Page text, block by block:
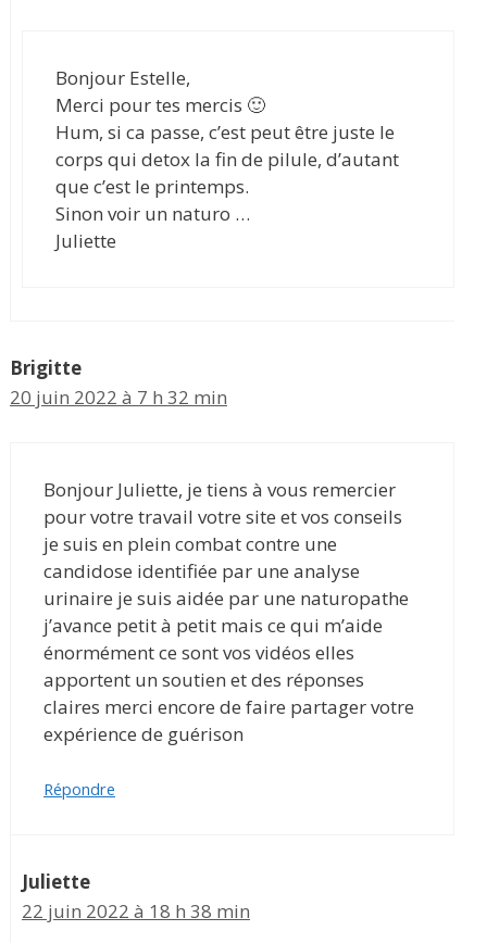
Bonjour Estelle,
Merci pour tes mercis 🙂
Hum, si ca passe, c’est peut être juste le
corps qui detox la fin de pilule, d’autant
que c’est le printemps.
Sinon voir un naturo …
Juliette
Brigitte
20 juin 2022 à 7 h 32 min
Bonjour Juliette, je tiens à vous remercier
pour votre travail votre site et vos conseils
je suis en plein combat contre une
candidose identifiée par une analyse
urinaire je suis aidée par une naturopathe
j’avance petit à petit mais ce qui m’aide
énormément ce sont vos vidéos elles
apportent un soutien et des réponses
claires merci encore de faire partager votre
expérience de guérison
Répondre
Juliette
22 juin 2022 à 18 h 38 min